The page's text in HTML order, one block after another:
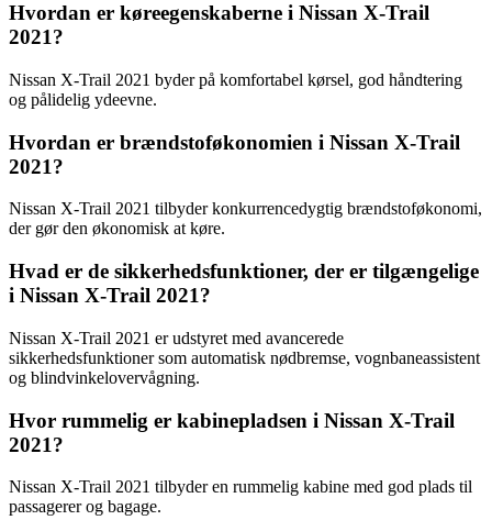
Hvordan er køreegenskaberne i Nissan X-Trail
2021?
Nissan X-Trail 2021 byder på komfortabel kørsel, god håndtering
og pålidelig ydeevne.
Hvordan er brændstoføkonomien i Nissan X-Trail
2021?
Nissan X-Trail 2021 tilbyder konkurrencedygtig brændstoføkonomi,
der gør den økonomisk at køre.
Hvad er de sikkerhedsfunktioner, der er tilgængelige
i Nissan X-Trail 2021?
Nissan X-Trail 2021 er udstyret med avancerede
sikkerhedsfunktioner som automatisk nødbremse, vognbaneassistent
og blindvinkelovervågning.
Hvor rummelig er kabinepladsen i Nissan X-Trail
2021?
Nissan X-Trail 2021 tilbyder en rummelig kabine med god plads til
passagerer og bagage.